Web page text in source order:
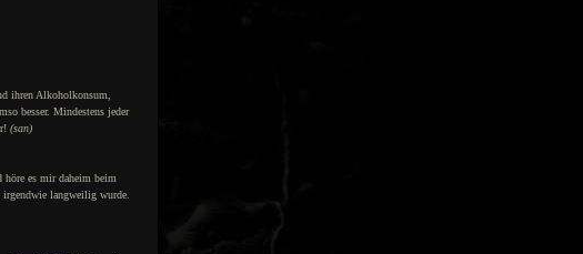
ihren Alkoholkonsum,
besser. Mindestens jeder
(san)
höre es mir daheim beim
langweilig wurde.